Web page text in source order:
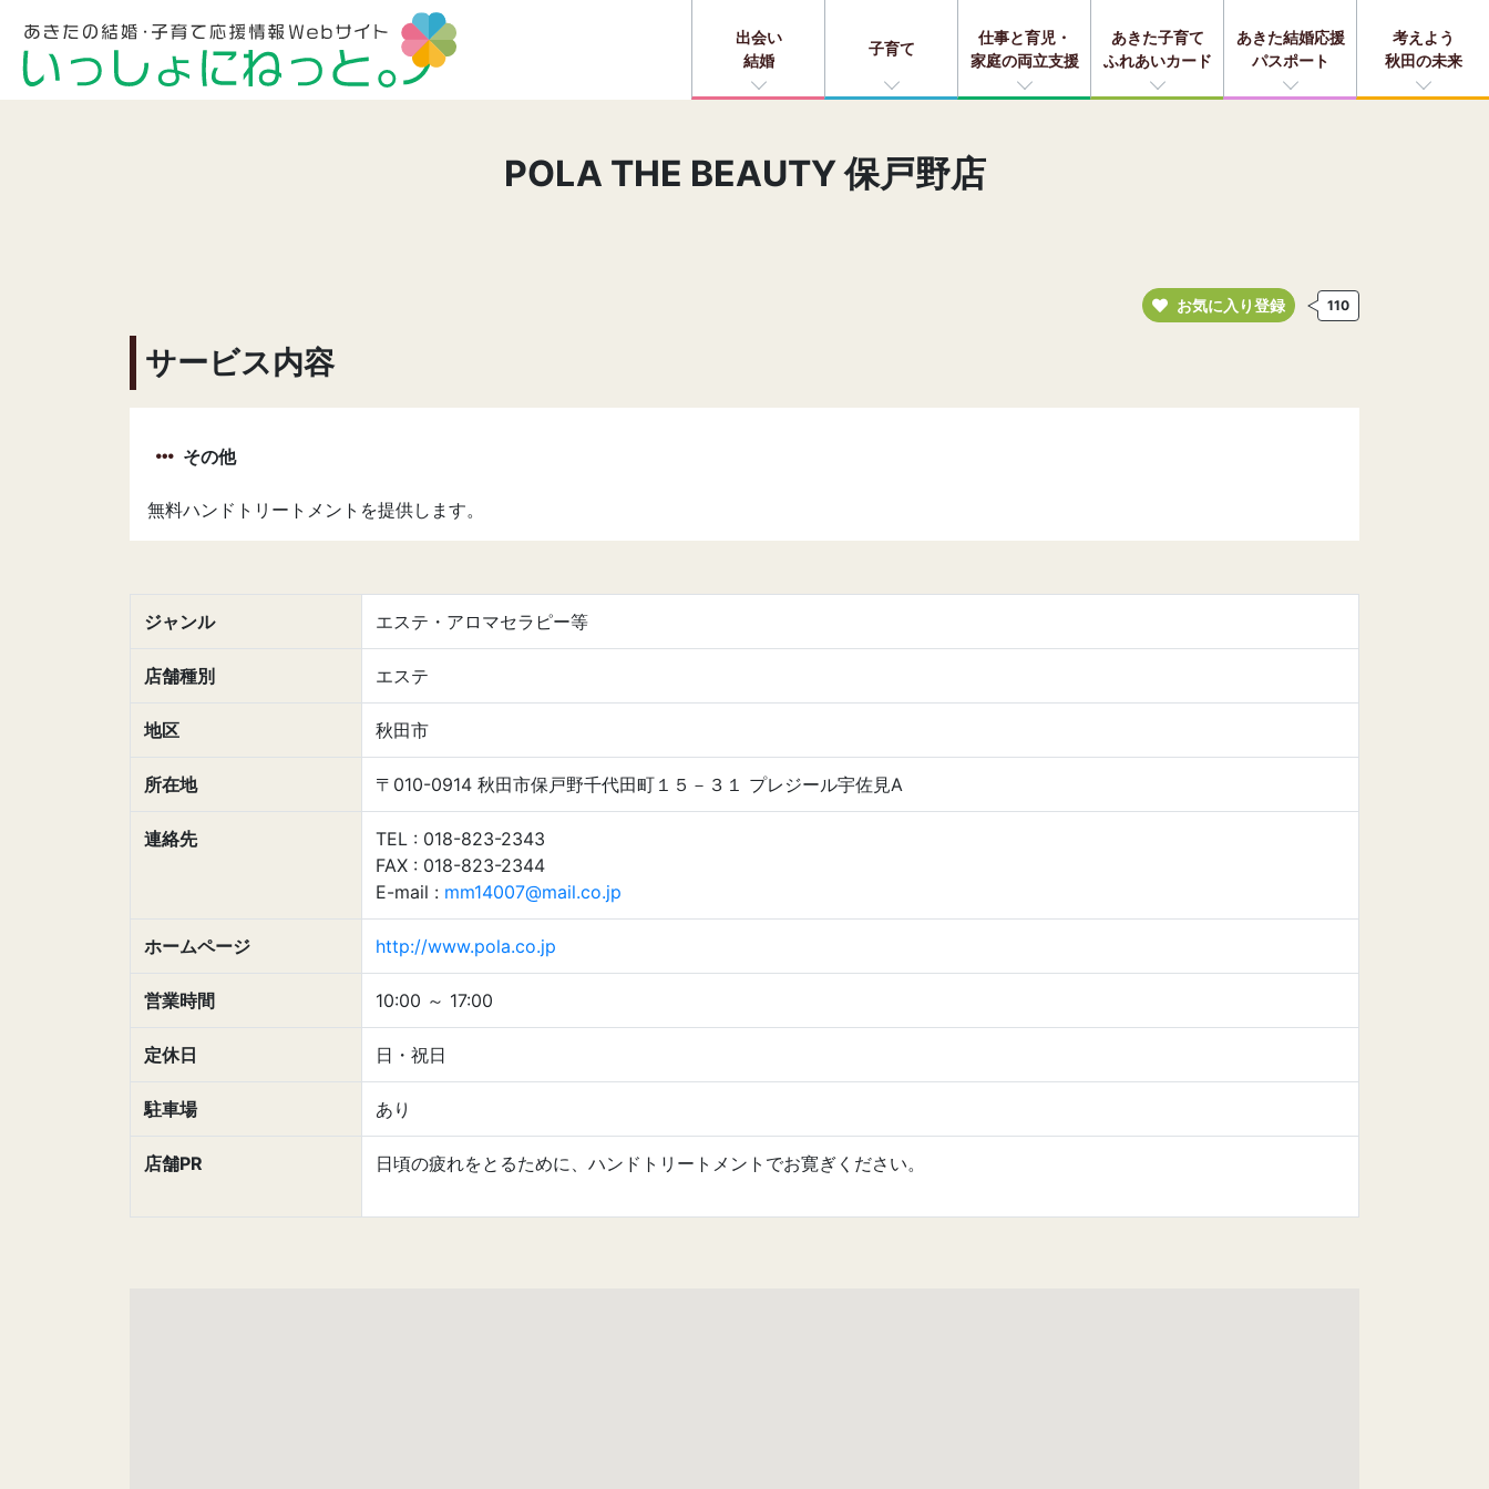
出会い
結婚
子育て
仕事と育児・
家庭の両立支援
あきた子育て
ふれあいカード
あきた結婚応援
パスポート
考えよう
秋田の未来
POLA THE BEAUTY 保戸野店
お気に入り登録 110
サービス内容
その他
無料ハンドトリートメントを提供します。
ジャンル エステ・アロマセラピー等
店舗種別 エステ
地区 秋田市
所在地 〒010-0914 秋田市保戸野千代田町１５－３１ プレジール宇佐見A
連絡先
TEL : 018-823-2343
FAX : 018-823-2344
E-mail : mm14007@mail.co.jp
ホームページ http://www.pola.co.jp
営業時間 10:00 ～ 17:00
定休日 日・祝日
駐車場 あり
店舗PR 日頃の疲れをとるために、ハンドトリートメントでお寛ぎください。